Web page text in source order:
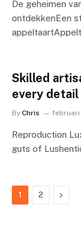
De geheimen
ontdekkenEen
Skilled
every detail
By Chris februari
Reproduction
guts of
1 2 Next